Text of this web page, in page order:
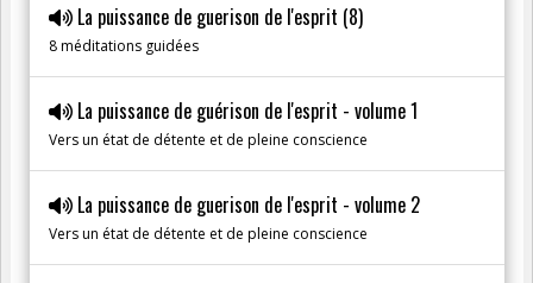
La puissance de guerison de l'esprit (8)
8 méditations guidées
La puissance de guérison de l'esprit - volume 1
Vers un état de détente et de pleine conscience
La puissance de guerison de l'esprit - volume 2
Vers un état de détente et de pleine conscience